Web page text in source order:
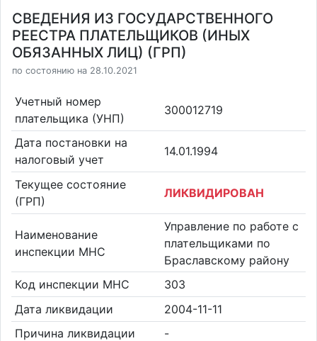
СВЕДЕНИЯ ИЗ ГОСУДАРСТВЕННОГО
РЕЕСТРА ПЛАТЕЛЬЩИКОВ (ИНЫХ
ОБЯЗАННЫХ ЛИЦ) (ГРП)
по состоянию на 28.10.2021
Учетный номер
плательщика (УНП)
300012719
Дата постановки на
налоговый учет
14.01.1994
Текущее состояние
(ГРП)
ЛИКВИДИРОВАН
Наименование
инспекции МНС
Управление по работе с
плательщиками по
Браславскому району
Код инспекции МНС
303
Дата ликвидации
2004-11-11
Причина ликвидации
-